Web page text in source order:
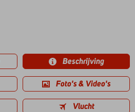
Beschrijving
Foto's & Video's
Vlucht